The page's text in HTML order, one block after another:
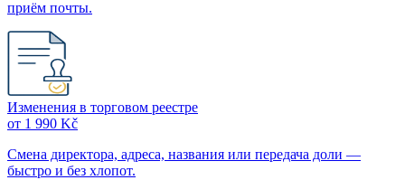
приём почты.
Изменения в торговом реестре
от 1 990 Kč
Смена директора, адреса, названия или передача доли —
быстро и без хлопот.